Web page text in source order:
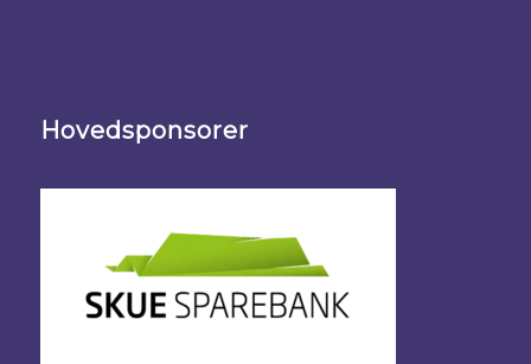
Hovedsponsorer